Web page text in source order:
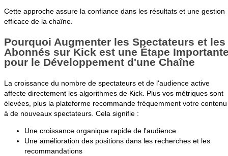
Cette approche assure la confiance dans les résultats et une gestion
efficace de la chaîne.
Pourquoi Augmenter les Spectateurs et les
Abonnés sur Kick est une Étape
pour le Développement d'une Chaîne
La croissance du nombre de spectateurs et de l'audience active
affecte directement les algorithmes de Kick. Plus vos métriques sont
élevées, plus la plateforme recommande fréquemment votre contenu
à de nouveaux spectateurs. Cela signifie :
Une croissance organique rapide de l'audience
Une amélioration des positions dans les recherches et les
recommandations